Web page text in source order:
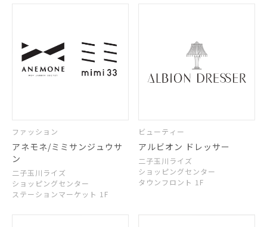
ファッション
アネモネ/ミミサンジュウサ
ン
二子玉川ライズ
ショッピングセンター
ステーションマーケット 1F
ビューティー
アルビオン ドレッサー
二子玉川ライズ
ショッピングセンター
タウンフロント 1F